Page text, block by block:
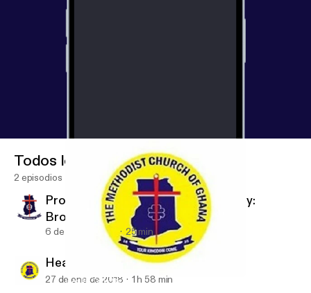
Health Talk; By Oheneba
Todos los episodios
2 episodios
Producing Fruits of The Kingdom {By:
Bro.Edmund Fianko}
6 de feb de 2018 25 min
Health Talk; By Oheneba
27 de ene de 2018 1 h 58 min